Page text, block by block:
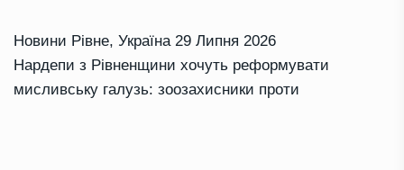
Новини Рівне, Україна 29 Липня 2026
Нардепи з Рівненщини хочуть реформувати
мисливську галузь: зоозахисники проти